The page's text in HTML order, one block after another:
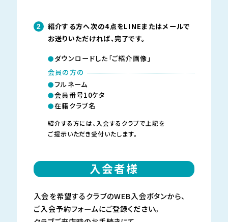
2
紹介する方へ次の4点をLINEまたはメールで
お送りいただければ、完了です。
ダウンロードした「ご紹介画像」
会員の方の
フルネーム
会員番号10ケタ
在籍クラブ名
紹介する方には、入会するクラブで上記を
ご提示いただき受付いたします。
入会者様
入会を希望するクラブのWEB入会ボタンから、
ご入会予約フォームにご登録ください。